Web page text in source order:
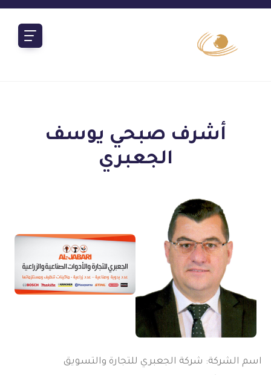
أشرف صبحي يوسف
الجعبري
اسم الشركة: شركة الجعبري للتجارة والتسويق